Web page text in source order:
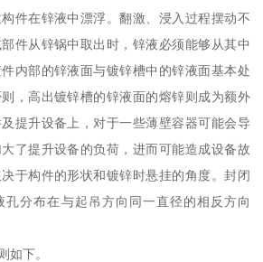
件在锌液中漂浮。翻激、浸入过程摆动不
件从锌锅中取出时，锌液必须能够从其中
内部的锌液面与镀锌槽中的锌液面基本处
，高出镀锌槽的锌液面的熔锌则成为额外
提升设备上，对于一些薄壁容器可能会导
了提升设备的负荷，进而可能造成设备故
于构件的形状和镀锌时悬挂的角度。封闭
孔分布在与起吊方向同一直径的相反方向
如下。